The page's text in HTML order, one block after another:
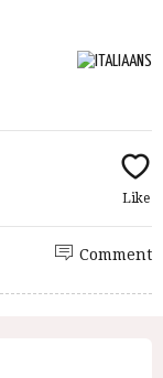
Like
Comment